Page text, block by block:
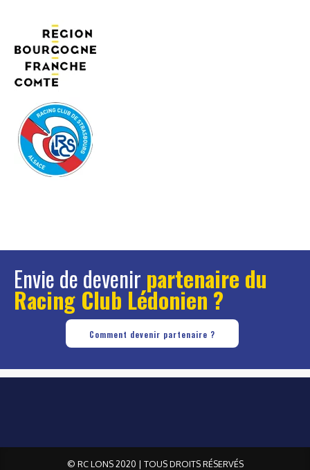
Envie de devenir partenaire du
Racing Club Lédonien ?
Comment devenir partenaire ?
© RC LONS 2020 | TOUS DROITS RÉSERVÉS